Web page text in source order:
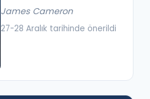
James Cameron
27-28 Aralık tarihinde önerildi